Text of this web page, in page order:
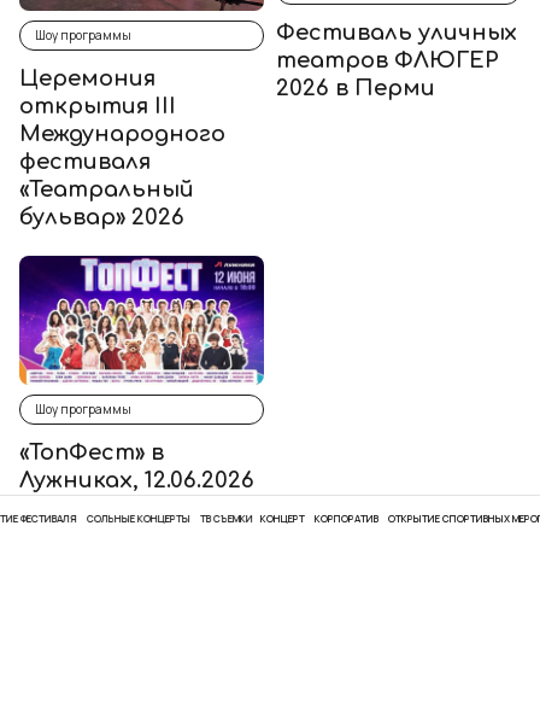
Шоу программы
Церемония
открытия III
Международного
фестиваля
«Театральный
бульвар» 2026
Фестиваль уличных
театров ФЛЮГЕР
2026 в Перми
Шоу программы
«ТопФест» в
Лужниках, 12.06.2026
СОЛЬНЫЕ КОНЦЕРТЫ ТВ СЪЕМКИ КОНЦЕРТ КОРПОРАТИВ ОТКРЫТИЕ СПОРТИВНЫХ